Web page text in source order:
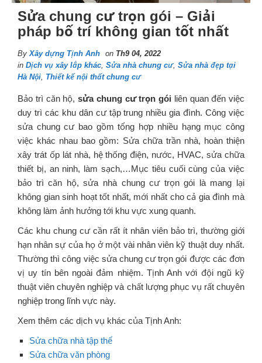
Sửa chung cư trọn gói – Giải
pháp bố trí không gian tốt nhất
ByXây dựng Tịnh Anh on Th9 04, 2022
in Dịch vụ xây lắp khác, Sửa nhà chung cư, Sửa nhà đẹp tại
Hà Nội, Thiết kế nội thất chung cư
Bảo trì căn hộ, sửa chung cư trọn gói liên quan đến việc
duy trì các khu dân cư tập trung nhiều gia đình. Công việc
sửa chung cư bao gồm tổng hợp nhiều hạng mục công
việc khác nhau bao gồm: Sửa chữa trần nhà, hoàn thiện
xây trát ốp lát nhà, hệ thống điện, nước, HVAC, sửa chữa
thiết bị, an ninh, làm sạch,…Mục tiêu cuối cùng của việc
bảo trì căn hộ, sửa nhà chung cư trọn gói là mang lại
không gian sinh hoạt tốt nhất, mới nhất cho cả gia đình mà
không làm ảnh hưởng tới khu vực xung quanh.
Các khu chung cư cần rất ít nhân viên bảo trì, thường giới
hạn nhân sự của họ ở một vài nhân viên kỹ thuật duy nhất.
Thường thì công việc sửa chung cư trọn gói được các đơn
vị uy tín bên ngoài đảm nhiệm. Tịnh Anh với đội ngũ kỹ
thuật viên chuyên nghiệp và chất lượng phục vụ rất chuyên
nghiệp trong lĩnh vực này.
Xem thêm các dịch vụ khác của Tịnh Anh:
Sửa chữa nhà tập thể
Sửa chữa văn phòng